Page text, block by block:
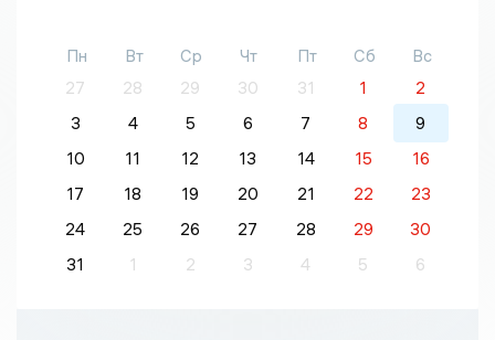
Пн Вт Ср Чт Пт Сб
Вс
27
28 29 30 31 1
2
3
4 5 6 7 8
9
10
11 12 13 14 15
16
17
18 19 20 21 22
23
24
25 26 27 28 29
30
31
1 2 3 4 5 6